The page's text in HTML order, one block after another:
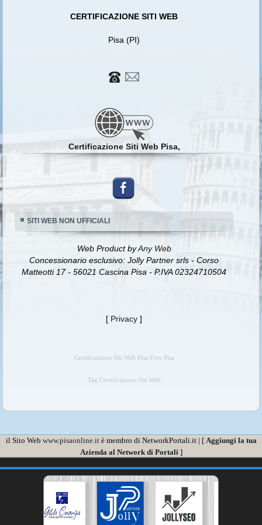
CERTIFICAZIONE SITI WEB
Pisa (PI)
Certificazione Siti Web Pisa,
SITI WEB NON UFFICIALI
Web Product byAny Web
Concessionario esclusivo: Jolly Partner srls - Corso
Matteotti 17 - 56021 Cascina Pisa - P.IVA 02324710504
[ Privacy ]
Certificazione Siti Web Pisa Foto Pisa
Tag Certificazione Siti Web
il Sito Web www.pisaonline.itè membro di NetworkPortali.it | [ Aggiungi la tua
Azienda al Network di Portali]